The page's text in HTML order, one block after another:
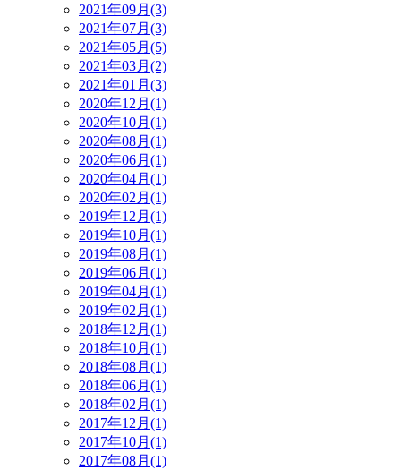
2021年09月(3)
2021年07月(3)
2021年05月(5)
2021年03月(2)
2021年01月(3)
2020年12月(1)
2020年10月(1)
2020年08月(1)
2020年06月(1)
2020年04月(1)
2020年02月(1)
2019年12月(1)
2019年10月(1)
2019年08月(1)
2019年06月(1)
2019年04月(1)
2019年02月(1)
2018年12月(1)
2018年10月(1)
2018年08月(1)
2018年06月(1)
2018年02月(1)
2017年12月(1)
2017年10月(1)
2017年08月(1)